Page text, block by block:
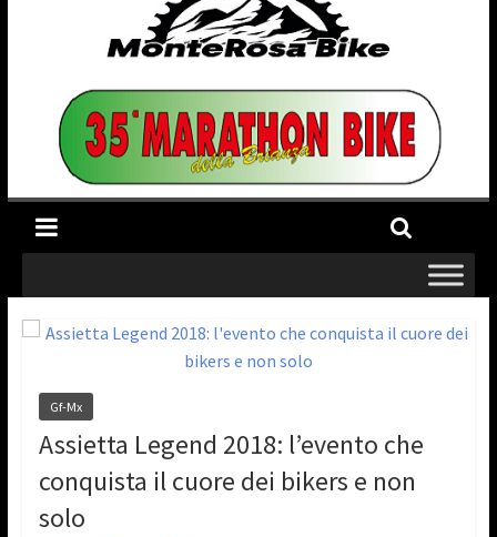
Gf-Mx
Assietta Legend 2018: l’evento che
conquista il cuore dei bikers e non
solo